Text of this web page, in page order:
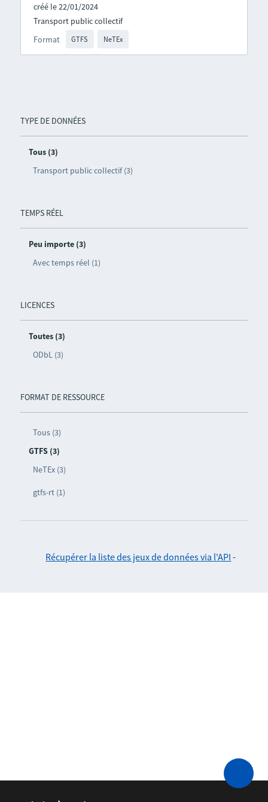
TYPE DE DONNÉES
Tous (3)
Transport public collectif (3)
TEMPS RÉEL
Peu importe (3)
Avec temps réel (1)
LICENCES
Toutes (3)
ODbL (3)
FORMAT DE RESSOURCE
Tous (3)
GTFS (3)
NeTEx (3)
gtfs-rt (1)
créé le 22/01/2024
Format GTFS NeTEx
Transport public collectif
Récupérer la liste des jeux de données via l'API -